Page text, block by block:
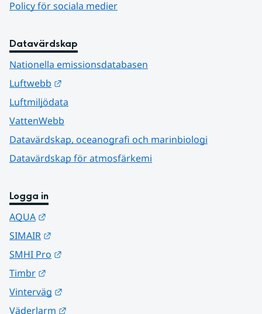
Policy för sociala medier
Datavärdskap
Nationella emissionsdatabasen
Luftwebb
Luftmiljödata
VattenWebb
Datavärdskap, oceanografi och marinbiologi
Datavärdskap för atmosfärkemi
Logga in
AQUA
SIMAIR
SMHI Pro
Timbr
Vinterväg
Väderlarm